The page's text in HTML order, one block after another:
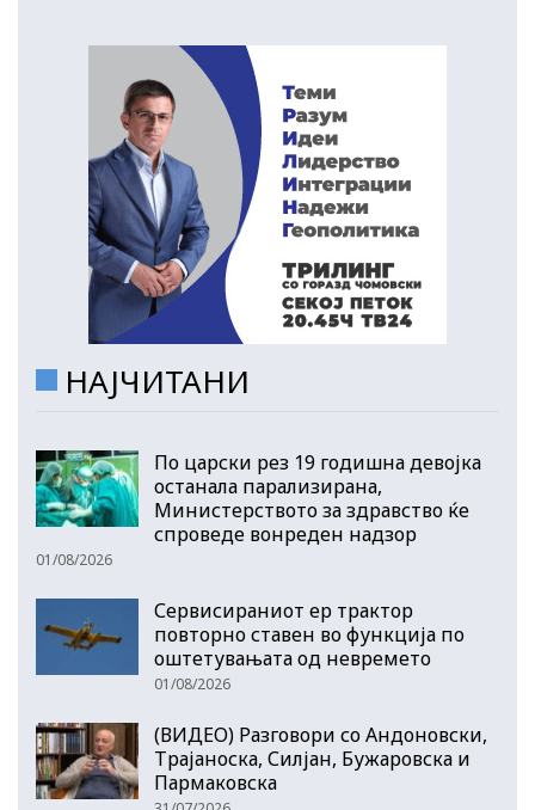
НАЈЧИТАНИ
По царски рез 19 годишна девојка
останала парализирана,
Министерството за здравство ќе
спроведе вонреден надзор
01/08/2026
Сервисираниот ер трактор
повторно ставен во функција по
оштетувањата од невремето
01/08/2026
(ВИДЕО) Разговори со Андоновски,
Трајаноска, Силјан, Бужаровска и
Пармаковска